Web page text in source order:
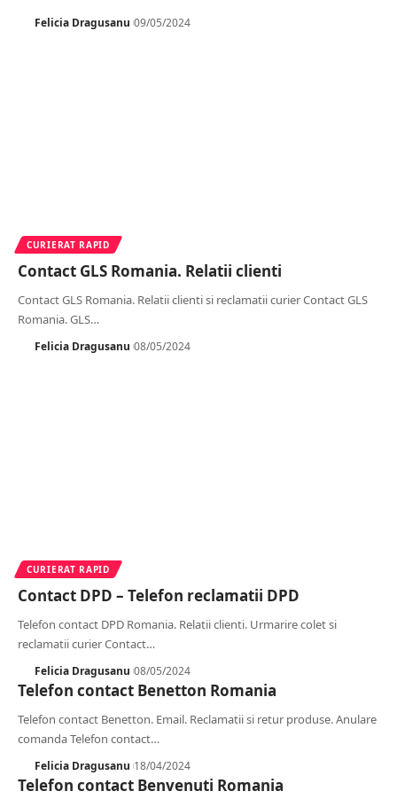
Felicia Dragusanu 09/05/2024
CURIERAT RAPID
Contact GLS Romania. Relatii clienti
Contact GLS Romania. Relatii clienti si reclamatii curier Contact GLS
Romania. GLS…
Felicia Dragusanu 08/05/2024
CURIERAT RAPID
Contact DPD – Telefon reclamatii DPD
Telefon contact DPD Romania. Relatii clienti. Urmarire colet si
reclamatii curier Contact…
Felicia Dragusanu 08/05/2024
Telefon contact Benetton Romania
Telefon contact Benetton. Email. Reclamatii si retur produse. Anulare
comanda Telefon contact…
Felicia Dragusanu 18/04/2024
Telefon contact Benvenuti Romania